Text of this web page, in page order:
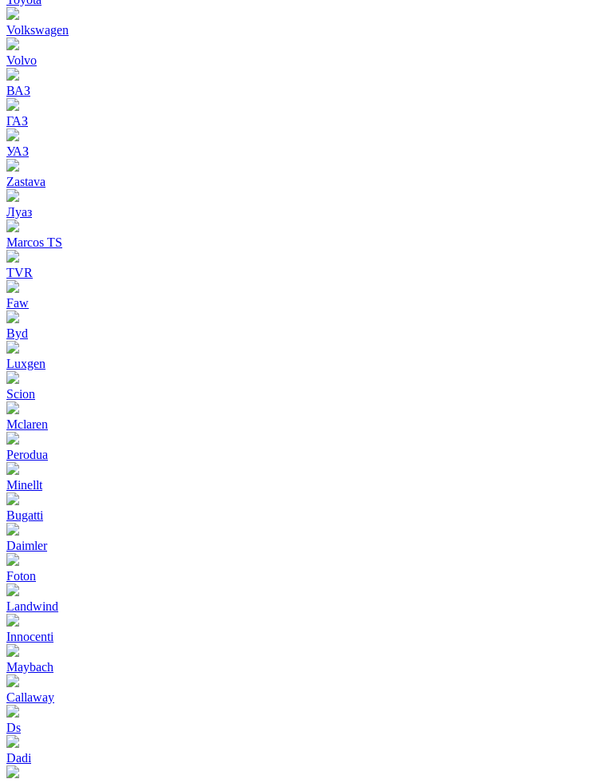
Volkswagen
Volvo
ВАЗ
ГАЗ
УАЗ
Zastava
Луаз
Marcos TS
TVR
Faw
Byd
Luxgen
Scion
Mclaren
Perodua
Minellt
Bugatti
Daimler
Foton
Landwind
Innocenti
Maybach
Callaway
Ds
Dadi